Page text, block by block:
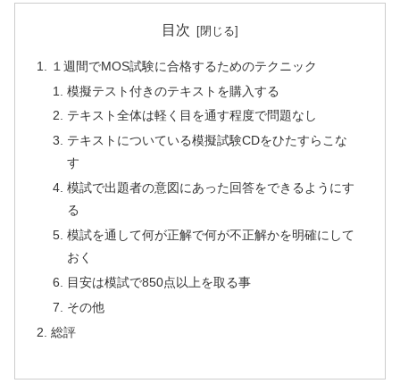
目次
１週間でMOS試験に合格するためのテクニック
模擬テスト付きのテキストを購入する
テキスト全体は軽く目を通す程度で問題なし
テキストについている模擬試験CDをひたすらこな
す
模試で出題者の意図にあった回答をできるようにす
る
模試を通して何が正解で何が不正解かを明確にして
おく
目安は模試で850点以上を取る事
その他
総評